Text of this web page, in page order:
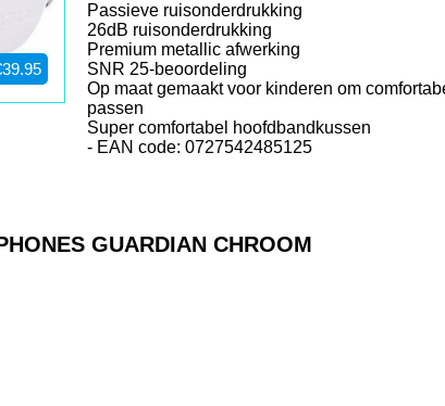
Passieve ruisonderdrukking
26dB ruisonderdrukking
Premium metallic afwerking
SNR 25-beoordeling
Op maat gemaakt voor kinderen om
passen
Super comfortabel hoofdbandkussen
- EAN code: 0727542485125
GUARDIAN CHROOM